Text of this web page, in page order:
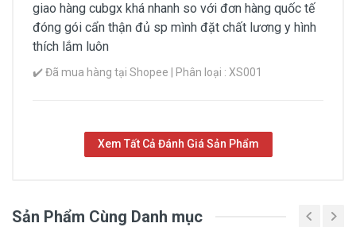
giao hàng cubgx khá nhanh so với đơn hàng quốc tế
đóng gói cẩn thận đủ sp mình đặt chất lương y hình
thích lắm luôn
✔️ Đã mua hàng tại Shopee | Phân loại : XS001
Xem Tất Cả Đánh Giá Sản Phẩm
Sản Phẩm Cùng Danh mục